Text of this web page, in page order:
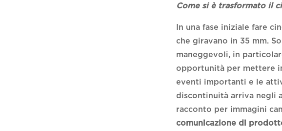
Come si è trasformato il
In una fase iniziale fare
che giravano in 35 mm.
maneggevoli, in
opportunità per mettere
eventi importanti e le
discontinuità arriva negli
racconto per immagini
comunicazione di